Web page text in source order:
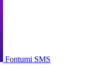
Fontumi SMS